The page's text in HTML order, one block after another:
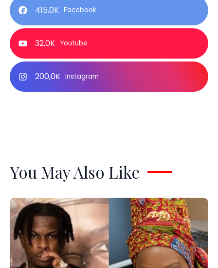
415,0K Facebook
32,0K Youtube
200,0K Instagram
You May Also Like